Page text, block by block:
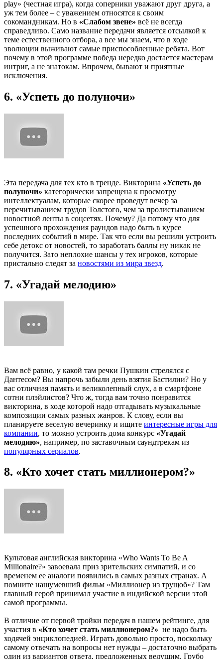
play» (честная игра), когда соперники уважают друг друга, а
уж тем более – с уважением относятся к своим
сокомандникам. Но в «Слабом звене» всё не всегда
справедливо. Само название передачи является отсылкой к
теме естественного отбора, а все мы знаем, что в ходе
эволюции выживают самые приспособленные ребята. Вот
почему в этой программе победа нередко достается мастерам
интриг, а не знатокам. Впрочем, бывают и приятные
исключения.
6. «Успеть до полуночи»
Эта передача для тех кто в тренде. Викторина «Успеть до
полуночи» категорически запрещена к просмотру
интеллектуалам, которые скорее проведут вечер за
перечитыванием трудов Толстого, чем за пролистыванием
новостной ленты в соцсетях. Почему? Да потому что для
успешного прохождения раундов надо быть в курсе
последних событий в мире. Так что если вы решили устроить
себе детокс от новостей, то заработать баллы ну никак не
получится. Зато неплохие шансы у тех игроков, которые
пристально следят за новостями из мира звезд.
7. «Угадай мелодию»
Вам всё равно, у какой там речки Пушкин стрелялся с
Дантесом? Вы напрочь забыли день взятия Бастилии? Но у
вас отличная память и великолепный слух, а в смартфоне
сотни плэйлистов? Что ж, тогда вам точно понравится
викторина, в ходе которой надо отгадывать музыкальные
композиции самых разных жанров. К слову, если вы
планируете веселую вечеринку и ищите интересные игры для
компании, то можно устроить дома конкурс «Угадай
мелодию», например, по заставочным саундтрекам из
популярных сериалов.
8. «Кто хочет стать миллионером?»
Культовая английская викторина «Who Wants To Be A
Millionaire?» завоевала приз зрительских симпатий, и со
временем ее аналоги появились в самых разных странах. А
помните нашумевший фильм «Миллионер из трущоб»? Там
главный герой принимал участие в индийской версии этой
самой программы.
В отличие от первой тройки передач в нашем рейтинге, для
участия в «Кто хочет стать миллионером?» не надо быть
ходячей энциклопедией. Играть довольно просто, поскольку
самому отвечать на вопросы нет нужды – достаточно выбрать
один из вариантов ответа, предложенных ведущим. Грубо